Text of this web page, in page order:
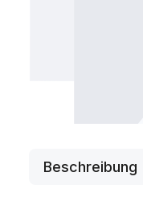
Beschreibung